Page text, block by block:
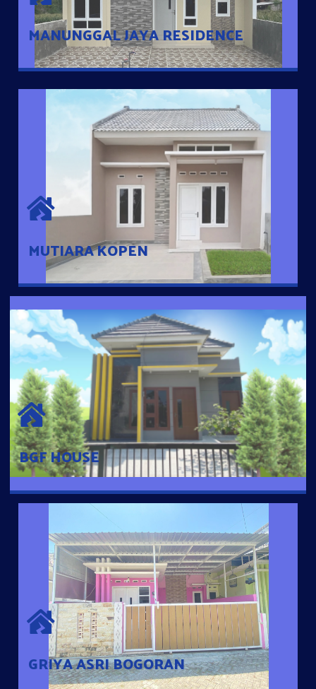
MANUNGGAL JAYA RESIDENCE
MUTIARA KOPEN
MUTIARA KOPEN
Hunian nyaman dengan suasana pedesaan. 10 menit dari pusat
kota, 2 menit dari Ring Road
BGF HOUSE
BGF HOUSE
Hunian Mewah Pusat Kota dengan fasilitas Free Desain, Dapur,
Parkir Mobil dengan 3 Kamar Tidur dan 2 Kamar Mandi.
GRIYA ASRI BOGORAN
GRIYA ASRI BOGORAN
Desain Modern Minimalis dengan Konsep Rumah Pintar
Sehingga Memudahkan Penghuni mengakses rumahnya
dengan Ponsel